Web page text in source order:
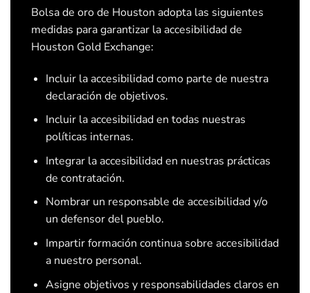
Bolsa de oro de Houston adopta las siguientes
medidas para garantizar la accesibilidad de
Houston Gold Exchange:
Incluir la accesibilidad como parte de nuestra
declaración de objetivos.
Incluir la accesibilidad en todas nuestras
políticas internas.
Integrar la accesibilidad en nuestras prácticas
de contratación.
Nombrar un responsable de accesibilidad y/o
un defensor del pueblo.
Impartir formación continua sobre accesibilidad
a nuestro personal.
Asigne objetivos y responsabilidades claros en